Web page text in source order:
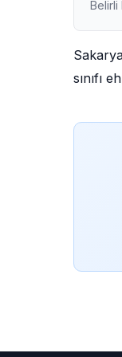
Belirli
sınıfı